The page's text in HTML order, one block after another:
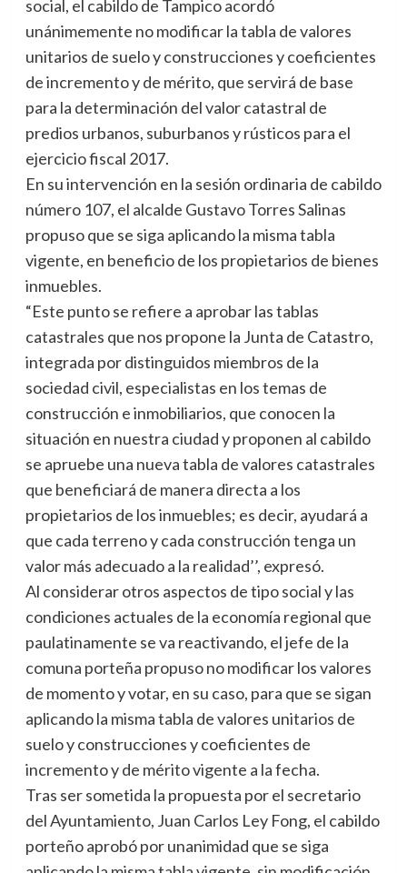
social, el cabildo de Tampico acordó
unánimemente no modificar la tabla de valores
unitarios de suelo y construcciones y coeficientes
de incremento y de mérito, que servirá de base
para la determinación del valor catastral de
predios urbanos, suburbanos y rústicos para el
ejercicio fiscal 2017.
En su intervención en la sesión ordinaria de cabildo
número 107, el alcalde Gustavo Torres Salinas
propuso que se siga aplicando la misma tabla
vigente, en beneficio de los propietarios de bienes
inmuebles.
“Este punto se refiere a aprobar las tablas
catastrales que nos propone la Junta de Catastro,
integrada por distinguidos miembros de la
sociedad civil, especialistas en los temas de
construcción e inmobiliarios, que conocen la
situación en nuestra ciudad y proponen al cabildo
se apruebe una nueva tabla de valores catastrales
que beneficiará de manera directa a los
propietarios de los inmuebles; es decir, ayudará a
que cada terreno y cada construcción tenga un
valor más adecuado a la realidad’’, expresó.
Al considerar otros aspectos de tipo social y las
condiciones actuales de la economía regional que
paulatinamente se va reactivando, el jefe de la
comuna porteña propuso no modificar los valores
de momento y votar, en su caso, para que se sigan
aplicando la misma tabla de valores unitarios de
suelo y construcciones y coeficientes de
incremento y de mérito vigente a la fecha.
Tras ser sometida la propuesta por el secretario
del Ayuntamiento, Juan Carlos Ley Fong, el cabildo
porteño aprobó por unanimidad que se siga